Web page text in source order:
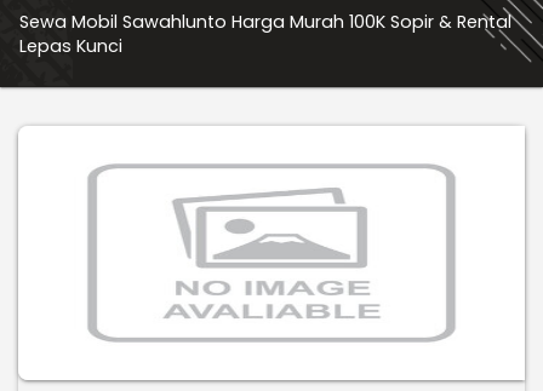
Sewa Mobil Sawahlunto Harga Murah 100K Sopir & Rental
Lepas Kunci